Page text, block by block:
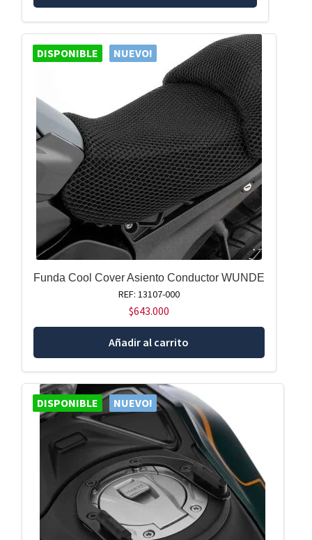
DISPONIBLE NUEVO!
Funda Cool Cover Asiento Conductor WUNDE
REF: 13107-000
$643.000
Añadir al carrito
DISPONIBLE NUEVO!